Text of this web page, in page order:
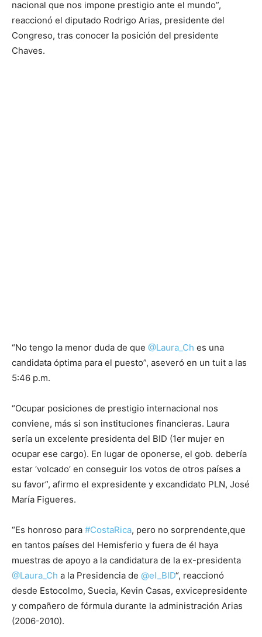
nacional que nos impone prestigio ante el mundo”,
reaccionó el diputado Rodrigo Arias, presidente del
Congreso, tras conocer la posición del presidente
Chaves.
“No tengo la menor duda de que @Laura_Ch es una
candidata óptima para el puesto”, aseveró en un tuit a las
5:46 p.m.
“Ocupar posiciones de prestigio internacional nos
conviene, más si son instituciones financieras. Laura
sería un excelente presidenta del BID (1er mujer en
ocupar ese cargo). En lugar de oponerse, el gob. debería
estar ‘volcado’ en conseguir los votos de otros países a
su favor”, afirmo el expresidente y excandidato PLN, José
María Figueres.
“Es honroso para #CostaRica, pero no sorprendente,que
en tantos países del Hemisferio y fuera de él haya
muestras de apoyo a la candidatura de la ex-presidenta
@Laura_Ch a la Presidencia de @el_BID“, reaccionó
desde Estocolmo, Suecia, Kevin Casas, exvicepresidente
y compañero de fórmula durante la administración Arias
(2006-2010).